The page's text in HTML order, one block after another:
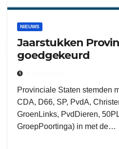
gijs zwart interieurbouw
NIEUWS
Jaarstukken
goedgekeurd
Provinciale Staten stemden
CDA, D66, SP, PvdA,
GroenLinks, PvdDieren,
GroepPoortinga) in met de…